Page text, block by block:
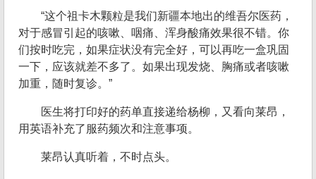
“这个祖卡木颗粒是我们新疆本地出的维吾尔医药，
对于感冒引起的咳嗽、咽痛、浑身酸痛效果很不错。你
们按时吃完，如果症状没有完全好，可以再吃一盒巩固
一下，应该就差不多了。如果出现发烧、胸痛或者咳嗽
加重，随时复诊。”
医生将打印好的药单直接递给杨柳，又看向莱昂，
用英语补充了服药频次和注意事项。
莱昂认真听着，不时点头。